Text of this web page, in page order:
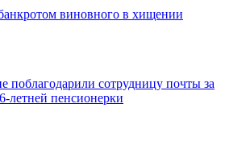
виновного в хищении
поблагодарили сотрудницу почты за
летней пенсионерки